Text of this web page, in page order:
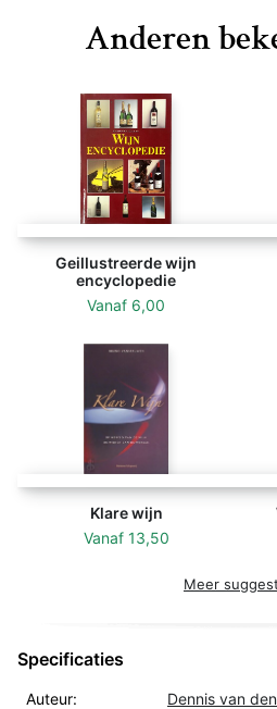
wereldreis doorheen de tijd,
favoriete fles. Van de druif in
godendrank in je glas: geen
valt naast het vat. Dit boek
alle liefhebbers van een goed
verhaal.
Anderen
Geillustreerde wijn
encyclopedie
Vanaf 6,00
Klare wijn
Vanaf 13,50
Meer
Specificaties
Auteur: Dennis van